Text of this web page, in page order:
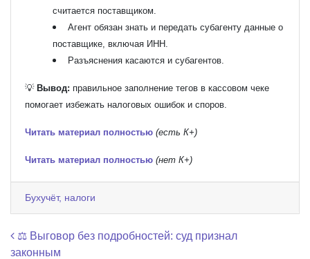
считается поставщиком.
Агент обязан знать и передать субагенту данные о
поставщике, включая ИНН.
Разъяснения касаются и субагентов.
💡 Вывод: правильное заполнение тегов в кассовом чеке
помогает избежать налоговых ошибок и споров.
Читать материал полностью (есть К+)
Читать материал полностью (нет К+)
Бухучёт, налоги
Навигация по записям
⚖️ Выговор без подробностей: суд признал
законным